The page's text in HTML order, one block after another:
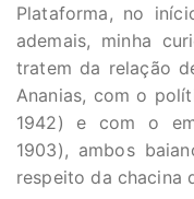
Plataforma, no
ademais, minha
tratem da relação
Ananias, com o
1942) e com o
1903), ambos
respeito da chacina